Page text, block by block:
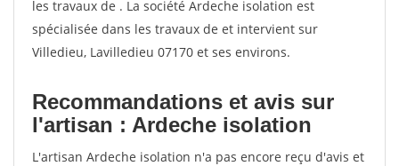
les travaux de . La société Ardeche isolation est
spécialisée dans les travaux de et intervient sur
Villedieu, Lavilledieu 07170 et ses environs.
Recommandations et avis sur
l'artisan : Ardeche isolation
L'artisan Ardeche isolation n'a pas encore reçu d'avis et